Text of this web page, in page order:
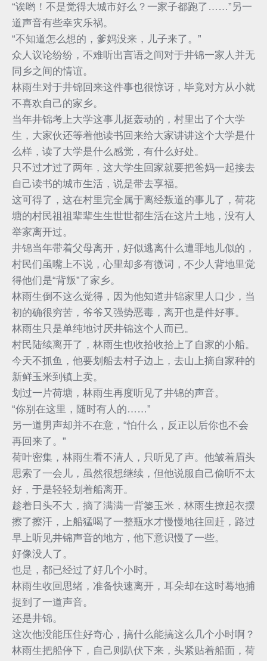
“诶哟！不是觉得大城市好么？一家子都跑了……”另一
道声音有些幸灾乐祸。
“不知道怎么想的，爹妈没来，儿子来了。”
众人议论纷纷，不难听出言语之间对于井锦一家人并无
同乡之间的情谊。
林雨生对于井锦回来这件事也很惊讶，毕竟对方从小就
不喜欢自己的家乡。
当年井锦考上大学这事儿挺轰动的，村里出了个大学
生，大家伙还等着他读书回来给大家讲讲这个大学是什
么样，读了大学是什么感觉，有什么好处。
只不过才过了两年，这大学生回家就要把爸妈一起接去
自己读书的城市生活，说是带去享福。
这可得了，这在村里完全属于离经叛道的事儿了，荷花
塘的村民祖祖辈辈生生世世都生活在这片土地，没有人
举家离开过。
井锦当年带着父母离开，好似逃离什么遭罪地儿似的，
村民们虽嘴上不说，心里却多有微词，不少人背地里觉
得他们是“背叛”了家乡。
林雨生倒不这么觉得，因为他知道井锦家里人口少，当
初的确很穷苦，爷爷又强势恶毒，离开也是件好事。
林雨生只是单纯地讨厌井锦这个人而已。
村民陆续离开了，林雨生也收拾收拾上了自家的小船。
今天不抓鱼，他要划船去村子边上，去山上摘自家种的
新鲜玉米到镇上卖。
划过一片荷塘，林雨生再度听见了井锦的声音。
“你别在这里，随时有人的……”
另一道男声却并不在意，“怕什么，反正以后你也不会
再回来了。”
荷叶密集，林雨生看不清人，只听见了声。他皱着眉头
思索了一会儿，虽然很想继续，但他说服自己偷听不太
好，于是轻轻划着船离开。
趁着日头不大，摘了满满一背篓玉米，林雨生撩起衣摆
擦了擦汗，上船猛喝了一整瓶水才慢慢地往回赶，路过
早上听见井锦声音的地方，他下意识慢了一些。
好像没人了。
也是，都已经过了好几个小时。
林雨生收回思绪，准备快速离开，耳朵却在这时蓦地捕
捉到了一道声音。
还是井锦。
这次他没能压住好奇心，搞什么能搞这么几个小时啊？
林雨生把船停下，自己则趴伏下来，头紧贴着船面，荷